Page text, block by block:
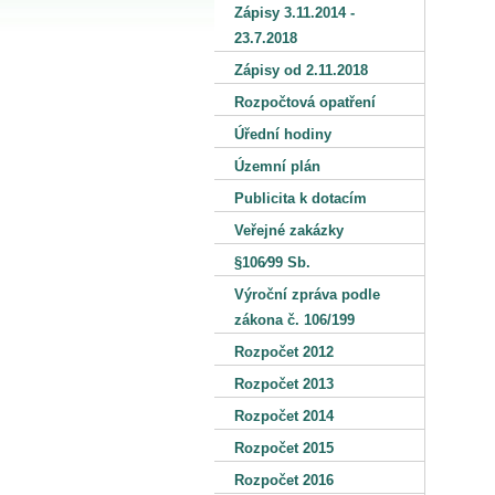
Zápisy 3.11.2014 -
23.7.2018
Zápisy od 2.11.2018
Rozpočtová opatření
Úřední hodiny
Územní plán
Publicita k dotacím
Veřejné zakázky
§106⁄99 Sb.
Výroční zpráva podle
zákona č. 106/199
Rozpočet 2012
Rozpočet 2013
Rozpočet 2014
Rozpočet 2015
Rozpočet 2016